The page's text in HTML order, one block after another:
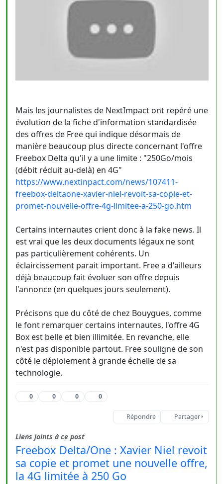
Mais les journalistes de NextImpact ont repéré une
évolution de la fiche d'information standardisée
des offres de Free qui indique désormais de
manière beaucoup plus directe concernant l'offre
Freebox Delta qu'il y a une limite : "250Go/mois
(débit réduit au-delà) en 4G"
https://www.nextinpact.com/news/107411-
freebox-deltaone-xavier-niel-revoit-sa-copie-et-
promet-nouvelle-offre-4g-limitee-a-250-go.htm
Certains internautes crient donc à la fake news. Il
est vrai que les deux documents légaux ne sont
pas particulièrement cohérents. Un
éclaircissement parait important. Free a d'ailleurs
déjà beaucoup fait évoluer son offre depuis
l'annonce (en quelques jours seulement).
Précisons que du côté de chez Bouygues, comme
le font remarquer certains internautes, l'offre 4G
Box est belle et bien illimitée. En revanche, elle
n'est pas disponible partout. Free souligne de son
côté le déploiement à grande échelle de sa
technologie.
0 0 0 0
Répondre Partager
Liens joints à ce post
Freebox Delta/One : Xavier Niel revoit
sa copie et promet une nouvelle offre,
la 4G limitée à 250 Go